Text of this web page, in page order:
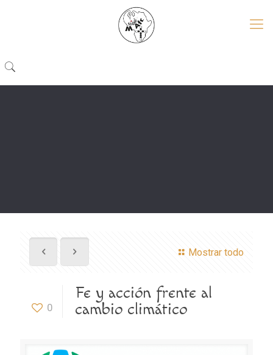
Mostrar todo
0
Fe y acción frente al
cambio climático